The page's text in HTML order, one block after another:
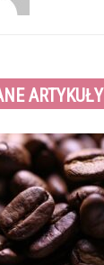
ARTYKUŁY